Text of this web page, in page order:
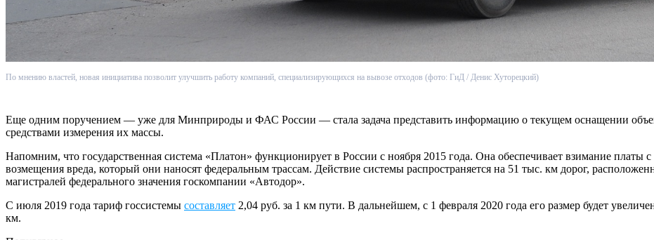
По мнению властей, новая инициатива позволит улучшить работу компаний, специализирующихся на вывозе отходов (фото: ГиД / Денис Хуторецкий)
Еще одним поручением — уже для Минприроды и ФАС России — стала задача представить информацию о текущем оснащении
средствами измерения их массы.
Напомним, что государственная система «Платон» функционирует в России с ноября 2015 года. Она обеспечивает взимание платы
возмещения вреда, который они наносят федеральным трассам. Действие системы распространяется на 51 тыс. км дорог,
магистралей федерального значения госкомпании «Автодор».
С июля 2019 года тариф госсистемы составляет 2,04 руб. за 1 км пути. В дальнейшем, с 1 февраля 2020 года его размер будет
км.